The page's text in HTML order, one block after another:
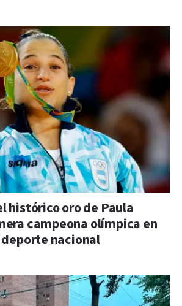
histórico oro de Paula
campeona olímpica en
nacional